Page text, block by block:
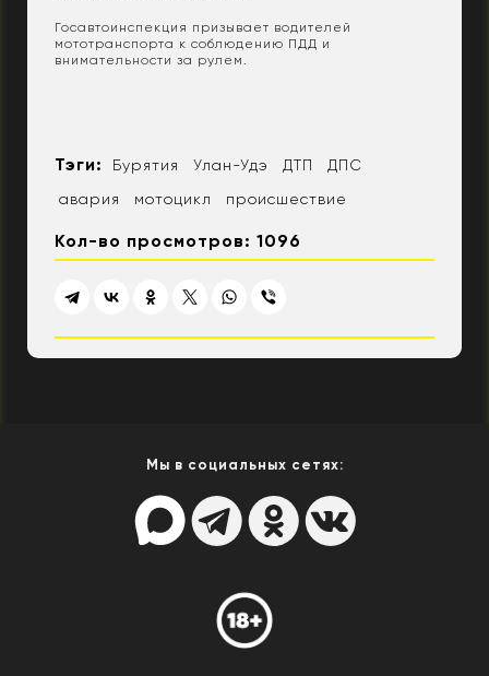
Госавтоинспекция призывает водителей
мототранспорта к соблюдению ПДД и
внимательности за рулем.
Тэги: Бурятия Улан-Удэ ДТП
ДПС
авария
мотоцикл происшествие
Кол-во просмотров: 1096
Мы в социальных сетях: